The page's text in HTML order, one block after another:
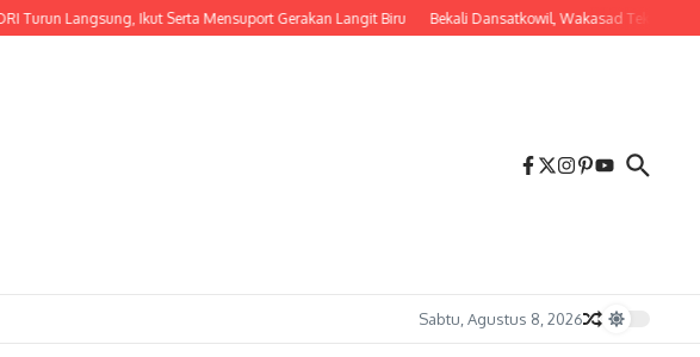
Langsung, Ikut Serta Mensuport Gerakan Langit Biru Bekali Dansatkowil, Wakasad Tekankan
Sabtu, Agustus 8, 2026